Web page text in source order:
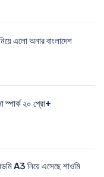
এলো অনার বাংলাদেশ
স্পার্ক ২০ প্রো+
A3 নিয়ে এসেছে শাওমি